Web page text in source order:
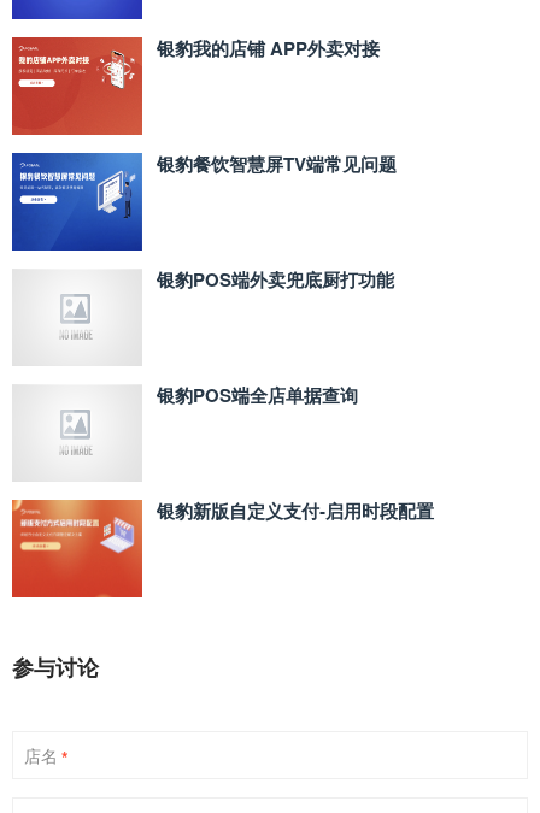
银豹我的店铺 APP外卖对接
银豹餐饮智慧屏TV端常见问题
银豹POS端外卖兜底厨打功能
银豹POS端全店单据查询
银豹新版自定义支付‑启用时段配置
参与讨论
店名 *